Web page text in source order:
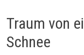
Traum von
Schnee